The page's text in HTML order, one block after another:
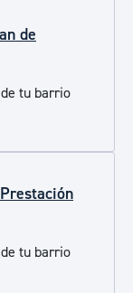
de
tu barrio
tu barrio